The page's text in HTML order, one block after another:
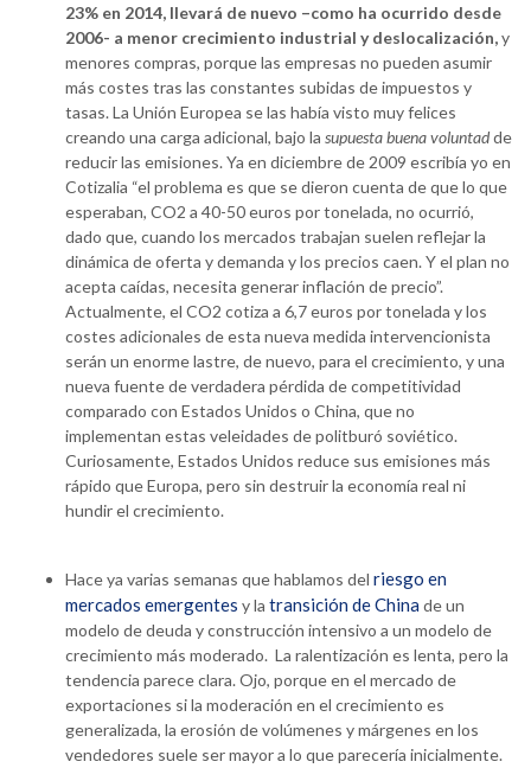
23% en 2014, llevará de nuevo –como ha ocurrido desde
2006- a menor crecimiento industrial y deslocalización,y
menores compras, porque las empresas no pueden asumir
más costes tras las constantes subidas de impuestos y
tasas. La Unión Europea se las había visto muy felices
creando una carga adicional, bajo la supuesta buena voluntadde
reducir las emisiones. Ya en diciembre de 2009 escribía yo en
Cotizalia “el problema es que se dieron cuenta de que lo que
esperaban, CO2 a 40-50 euros por tonelada, no ocurrió,
dado que, cuando los mercados trabajan suelen reflejar la
dinámica de oferta y demanda y los precios caen. Y el plan no
acepta caídas, necesita generar inflación de precio”.
Actualmente, el CO2 cotiza a 6,7 euros por tonelada y los
costes adicionales de esta nueva medida intervencionista
serán un enorme lastre, de nuevo, para el crecimiento, y una
nueva fuente de verdadera pérdida de competitividad
comparado con Estados Unidos o China, que no
implementan estas veleidades de politburó soviético.
Curiosamente, Estados Unidos reduce sus emisiones más
rápido que Europa, pero sin destruir la economía real ni
hundir el crecimiento.
Hace ya varias semanas que hablamos del riesgo en
mercados emergentes y la transición de China de un
modelo de deuda y construcción intensivo a un modelo de
crecimiento más moderado. La ralentización es lenta, pero la
tendencia parece clara. Ojo, porque en el mercado de
exportaciones si la moderación en el crecimiento es
generalizada, la erosión de volúmenes y márgenes en los
vendedores suele ser mayor a lo que parecería inicialmente.